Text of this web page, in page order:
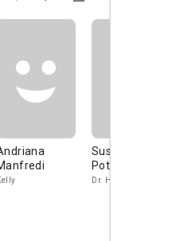
Susanne
Potrock
Dr. Harrison